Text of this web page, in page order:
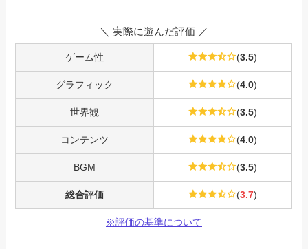
＼ 実際に遊んだ評価 ／
ゲーム性 (3.5)
グラフィック (4.0)
世界観 (3.5)
コンテンツ (4.0)
BGM (3.5)
総合評価 (3.7)
※評価の基準について